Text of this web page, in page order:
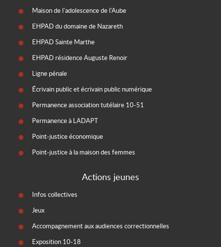
Maison de l'adolescence de l'Aube
EHPAD du domaine de Nazareth
EHPAD Sainte Marthe
EHPAD résidence Auguste Renoir
Ligne pénale
Écrivain public et écrivain public numérique
Permanence association tutélaire 10-51
Permanence à LADAPT
Point-justice économique
Point-justice à la maison des femmes
Actions jeunes
Infos collectives
Jeux
Accompagnement aux audiences correctionnelles
Exposition 10-18